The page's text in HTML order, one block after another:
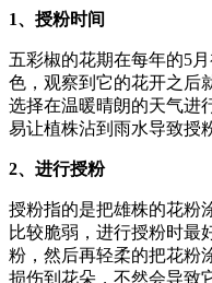
1、授粉时间
五彩椒的花期在每年的5
色，观察到它的花开之后
选择在温暖晴朗的天气进
易让植株沾到雨水导致授
2、进行授粉
授粉指的是把雄株的花粉
比较脆弱，进行授粉时最
粉，然后再轻柔的把花粉
损伤到花朵，不然会导致